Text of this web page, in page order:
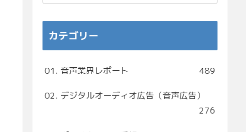
カテゴリー
01. 音声業界レポート 489
02. デジタルオーディオ広告（音声広告）
276